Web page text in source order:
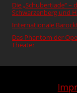
Die „Schubertiade“ –
Schwarzenberg und
Internationale
Das Phantom der
Theater